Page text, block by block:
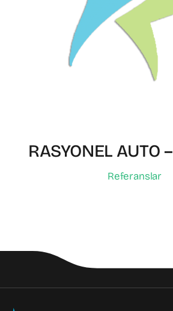
RASYONEL AUTO
Referanslar